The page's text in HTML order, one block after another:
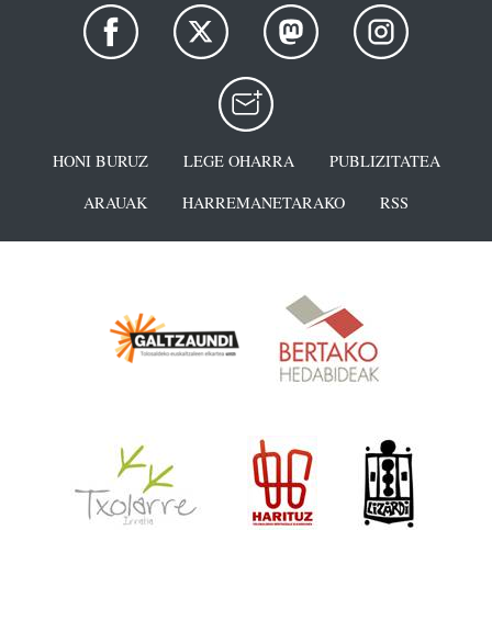
HONI BURUZ LEGE OHARRA
PUBLIZITATEA
ARAUAK
HARREMANETARAKO RSS